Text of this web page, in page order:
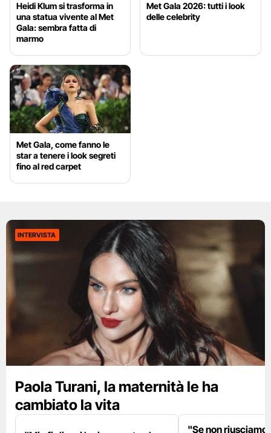
Heidi Klum si trasforma in
una statua vivente al Met
Gala: sembra fatta di
marmo
Met Gala 2026: tutti i look
delle celebrity
Met Gala, come fanno le
star a tenere i look segreti
fino al red carpet
INTERVISTA
Paola Turani, la maternità le ha
cambiato la vita
"Se non riusciamo